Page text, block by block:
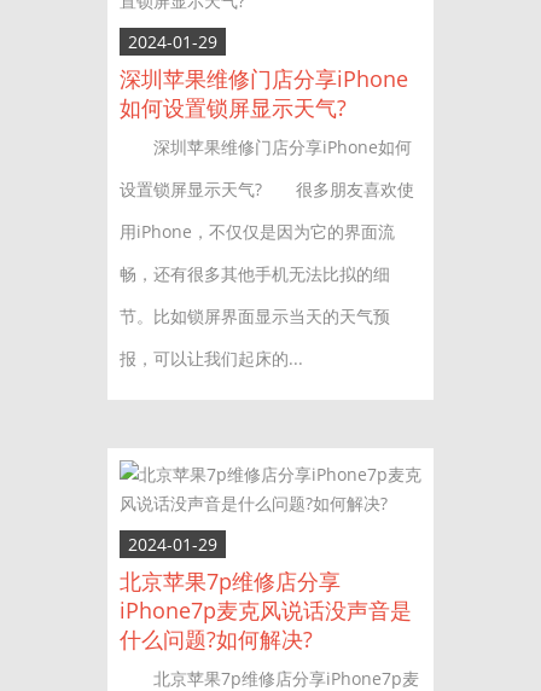
2024-01-29
深圳苹果维修门店分享iPhone
如何设置锁屏显示天气?
深圳苹果维修门店分享iPhone如何
设置锁屏显示天气? 很多朋友喜欢使
用iPhone，不仅仅是因为它的界面流
畅，还有很多其他手机无法比拟的细
节。比如锁屏界面显示当天的天气预
报，可以让我们起床的...
2024-01-29
北京苹果7p维修店分享
iPhone7p麦克风说话没声音是
什么问题?如何解决?
北京苹果7p维修店分享iPhone7p麦